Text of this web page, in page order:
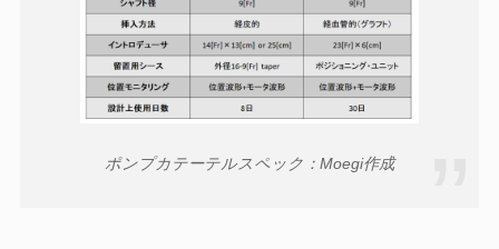
ポンプカテーテルスペック：Moegi作成